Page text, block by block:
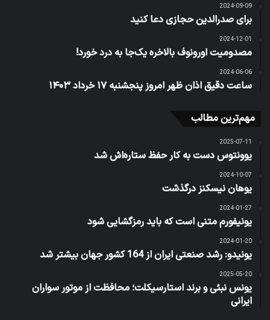
2024-09-09
برای صدرالدین حجازی دعا کنید
2024-12-01
مصدومیت‌ اورونوف بالاخره یک‌جا به درد خورد!
2024-06-06
ساعت دقیق اذان ظهر امروز پنجشنبه ۱۷ خرداد ۱۴۰۳
مهم‌ترین مطالب
2025-07-11
یوونتوس دست به کار حفظ ستاره‌اش شد
2024-10-07
یوهان نیسکنز درگذشت
2024-01-27
یونیفورم متنی است که باید رمزگشایی شود
2024-01-20
یونیدو: رشد صنعتی ایران از 164 کشور جهان بیشتر شد
2025-05-20
یونس نبئی و برند استارسیکلت؛ محافظت از موتور سواران
ایرانی